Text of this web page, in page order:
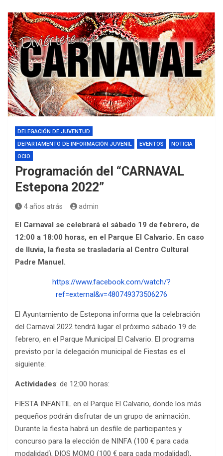
DELEGACIÓN DE JUVENTUD
DEPARTAMENTO DE INFORMACIÓN JUVENIL
EVENTOS
NOTICIA
OCIO
Programación del “CARNAVAL
Estepona 2022”
4 años atrás admin
El Carnaval se celebrará el sábado 19 de febrero, de
12:00 a 18:00 horas, en el Parque El Calvario. En caso
de lluvia, la fiesta se trasladaría al Centro Cultural
Padre Manuel.
https://www.facebook.com/watch/?
ref=external&v=480749373506276
El Ayuntamiento de Estepona informa que la celebración
del Carnaval 2022 tendrá lugar el próximo sábado 19 de
febrero, en el Parque Municipal El Calvario. El programa
previsto por la delegación municipal de Fiestas es el
siguiente:
Actividades: de 12:00 horas:
FIESTA INFANTIL en el Parque El Calvario, donde los más
pequeños podrán disfrutar de un grupo de animación.
Durante la fiesta habrá un desfile de participantes y
concurso para la elección de NINFA (100 € para cada
modalidad), DIOS MOMO (100 € para cada modalidad),